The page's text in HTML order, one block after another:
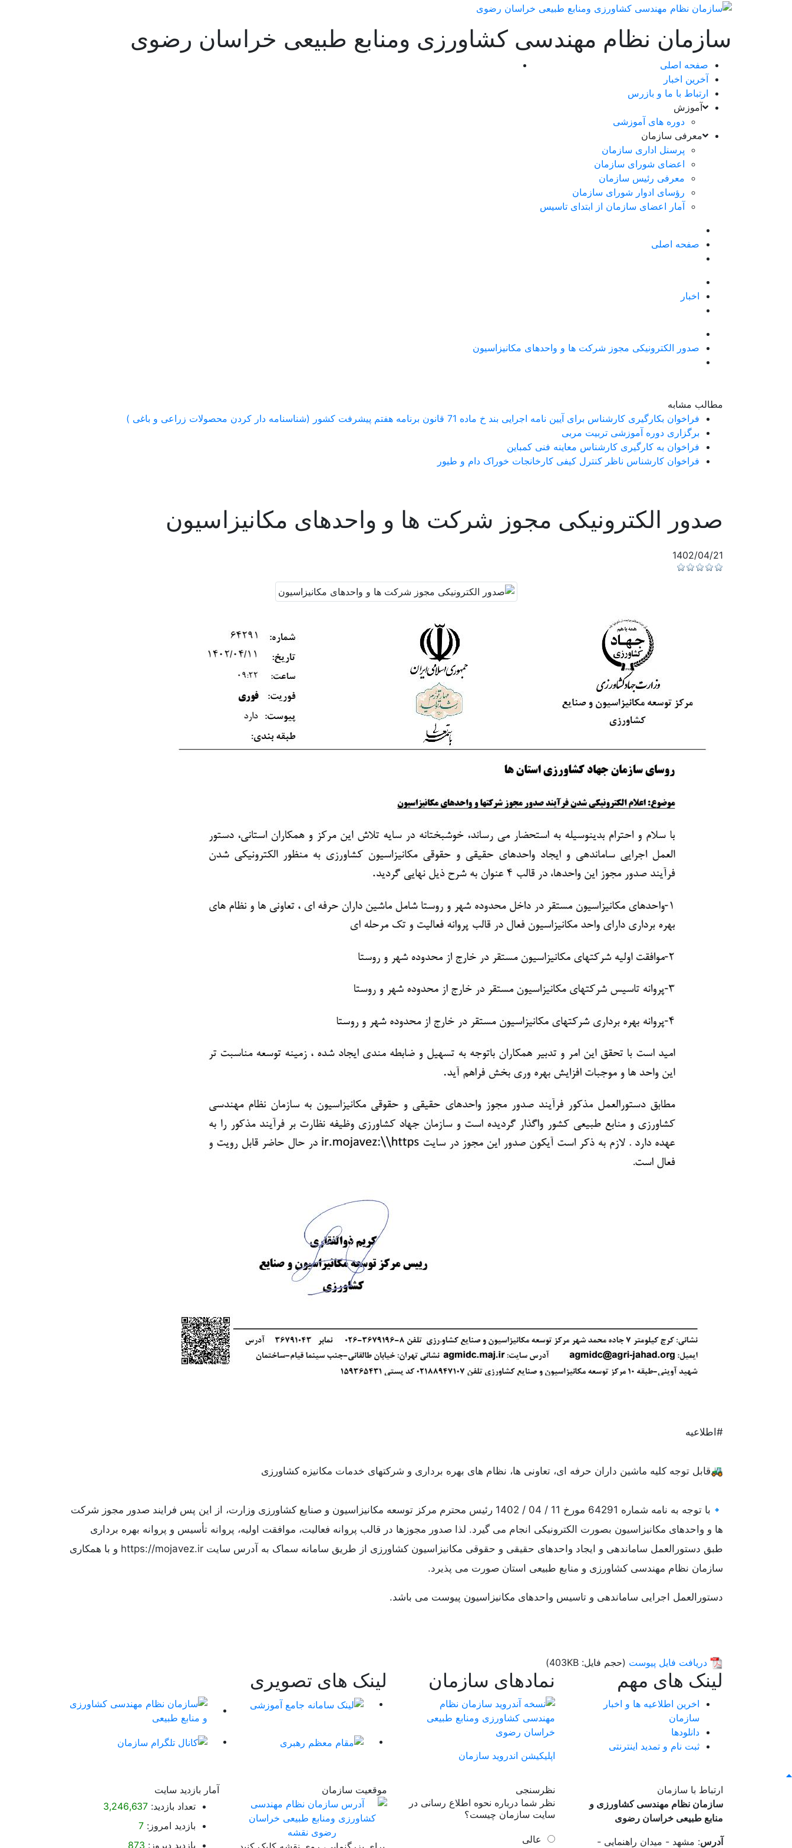
سازمان نظام مهندسی کشاورزی ومنابع طبیعی خراسان رضوی
صفحه اصلی
آخرین اخبار
ارتباط با ما و بازرس
آموزش
دوره های آموزشی
معرفی سازمان
پرسنل اداری سازمان
اعضای شورای سازمان
معرفی رئیس سازمان
رؤسای ادوار شورای سازمان
آمار اعضای سازمان از ابتدای تاسیس
صفحه اصلی
اخبار
صدور الکترونیکی مجوز شرکت ها و واحدهای مکانیزاسیون
مطالب مشابه
فراخوان بکارگیری کارشناس برای آیین نامه اجرایی بند خ ماده 71 قانون برنامه هفتم پیشرفت کشور (شناسنامه دار کردن محصولات زراعی و باغی )
برگزاری دوره آموزشی تربیت مربی
فراخوان به کارگیری کارشناس معاینه فنی کمباین
فراخوان کارشناس ناظر کنترل کیفی کارخانجات خوراک دام و طیور
صدور الکترونیکی مجوز شرکت ها و واحدهای مکانیزاسیون
1402/04/21
#اطلاعیه
🚜قابل توجه کلیه ماشین داران حرفه ای، تعاونی ها، نظام های بهره برداری و شرکتهای خدمات مکانیزه کشاورزی
🔹با توجه به نامه شماره 64291 مورخ 11 / 04 / 1402 رئیس محترم مرکز توسعه مکانیزاسیون و صنایع کشاورزی وزارت، از این پس فرایند صدور مجوز شرکت
ها و واحدهای مکانیزاسیون بصورت الکترونیکی انجام می گیرد. لذا صدور مجوزها در قالب پروانه فعالیت، موافقت اولیه، پروانه تأسیس و پروانه بهره برداری
طبق دستورالعمل ساماندهی و ایجاد واحدهای حقیقی و حقوقی مکانیزاسیون کشاورزی از طریق سامانه سماک به آدرس سایت https://mojavez.ir و با همکاری
سازمان نظام مهندسی کشاورزی و منابع طبیعی استان صورت می پذیرد.
دستورالعمل اجرایی ساماندهی و تاسیس واحدهای مکانیزاسیون پیوست می باشد.
دریافت فایل پیوست (حجم فایل: 403KB)
لینک های مهم
اخرین اطلاعیه ها و اخبار
سازمان
دانلودها
ثبت نام و تمدید اینترنتی
نمادهای سازمان
اپلیکیشن اندروید سازمان
لینک های تصویری
ارتباط با سازمان
سازمان نظام مهندسی کشاورزی و
منابع طبیعی خراسان رضوی
آدرس: مشهد - میدان راهنمایی -
نظرسنجی
نظر شما درباره نحوه اطلاع رسانی در
سایت سازمان چیست؟
عالی
موقعیت سازمان
آمار بازدید سایت
تعداد بازدید: 3,246,637
بازدید امروز:
بازدید دیروز: